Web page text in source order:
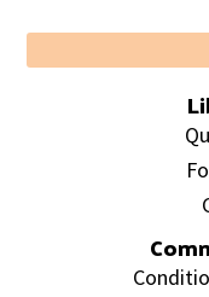
Footer